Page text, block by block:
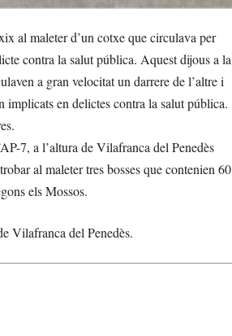
al maleter d’un cotxe que circulava per
contra la salut pública. Aquest dijous a la
a gran velocitat un darrere de l’altre i
implicats en delictes contra la salut pública.
7, a l’altura de Vilafranca del Penedès
al maleter tres bosses que contenien 60
els Mossos.
Vilafranca del Penedès.